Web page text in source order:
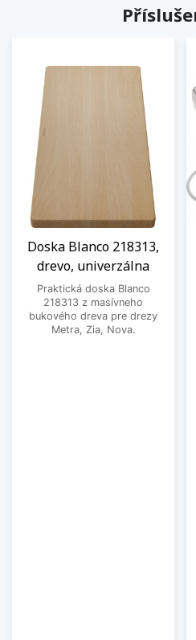
Doska Blanco 218313,
drevo, univerzálna
Praktická doska Blanco
218313 z masívneho
bukového dreva pre drezy
Metra, Zia, Nova.